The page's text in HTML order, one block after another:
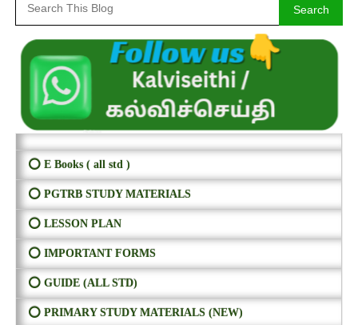
Search
⭕ E Books ( all std )
⭕ PGTRB STUDY MATERIALS
⭕ LESSON PLAN
⭕ IMPORTANT FORMS
⭕ GUIDE (ALL STD)
⭕ PRIMARY STUDY MATERIALS (NEW)